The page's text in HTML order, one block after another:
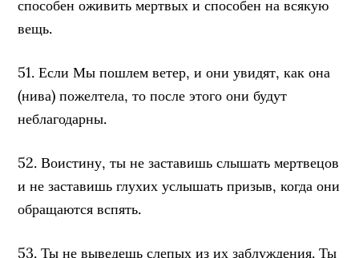
способен оживить мертвых и способен на всякую
вещь.
51. Если Мы пошлем ветер, и они увидят, как она
(нива) пожелтела, то после этого они будут
неблагодарны.
52. Воистину, ты не заставишь слышать мертвецов
и не заставишь глухих услышать призыв, когда они
обращаются вспять.
53. Ты не выведешь слепых из их заблуждения. Ты